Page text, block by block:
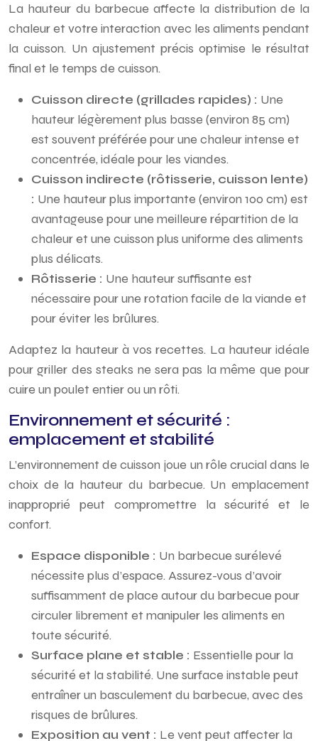
La hauteur du barbecue affecte la distribution de la
chaleur et votre interaction avec les aliments pendant
la cuisson. Un ajustement précis optimise le résultat
final et le temps de cuisson.
Cuisson directe (grillades rapides) : Une
hauteur légèrement plus basse (environ 85 cm)
est souvent préférée pour une chaleur intense et
concentrée, idéale pour les viandes.
Cuisson indirecte (rôtisserie, cuisson lente)
: Une hauteur plus importante (environ 100 cm) est
avantageuse pour une meilleure répartition de la
chaleur et une cuisson plus uniforme des aliments
plus délicats.
Rôtisserie : Une hauteur suffisante est
nécessaire pour une rotation facile de la viande et
pour éviter les brûlures.
Adaptez la hauteur à vos recettes. La hauteur idéale
pour griller des steaks ne sera pas la même que pour
cuire un poulet entier ou un rôti.
Environnement et sécurité :
emplacement et stabilité
L’environnement de cuisson joue un rôle crucial dans le
choix de la hauteur du barbecue. Un emplacement
inapproprié peut compromettre la sécurité et le
confort.
Espace disponible : Un barbecue surélevé
nécessite plus d’espace. Assurez-vous d’avoir
suffisamment de place autour du barbecue pour
circuler librement et manipuler les aliments en
toute sécurité.
Surface plane et stable : Essentielle pour la
sécurité et la stabilité. Une surface instable peut
entraîner un basculement du barbecue, avec des
risques de brûlures.
Exposition au vent : Le vent peut affecter la